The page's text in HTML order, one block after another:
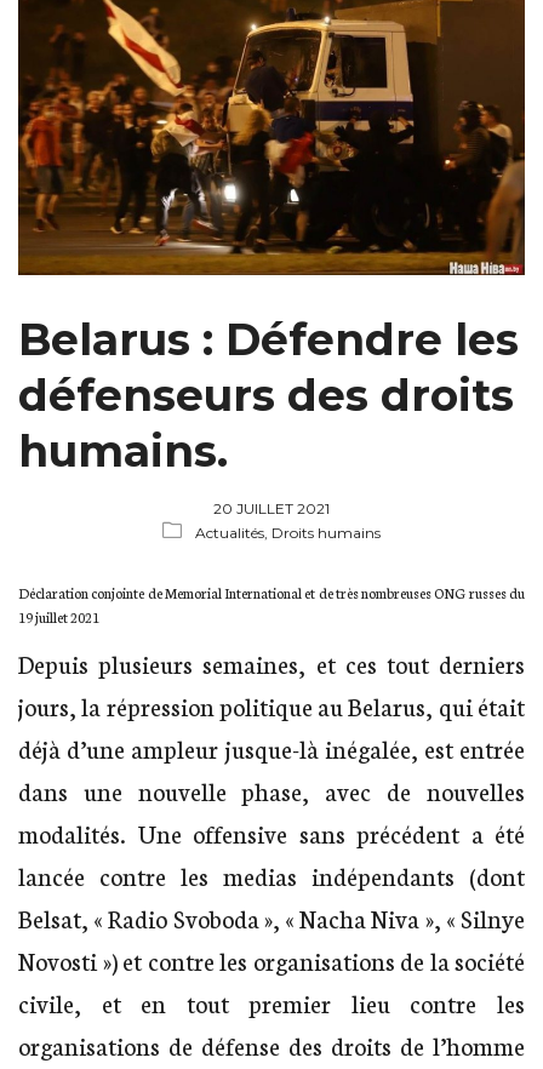
Belarus : Défendre les
défenseurs des droits
humains.
20 JUILLET 2021
Actualités, Droits humains
Déclaration conjointe de Memorial International et de très nombreuses ONG russes du
19 juillet 2021
Depuis plusieurs semaines, et ces tout derniers
jours, la répression politique au Belarus, qui était
déjà d’une ampleur jusque-là inégalée, est entrée
dans une nouvelle phase, avec de nouvelles
modalités. Une offensive sans précédent a été
lancée contre les medias indépendants (dont
Belsat, « Radio Svoboda », « Nacha Niva », « Silnye
Novosti ») et contre les organisations de la société
civile, et en tout premier lieu contre les
organisations de défense des droits de l’homme